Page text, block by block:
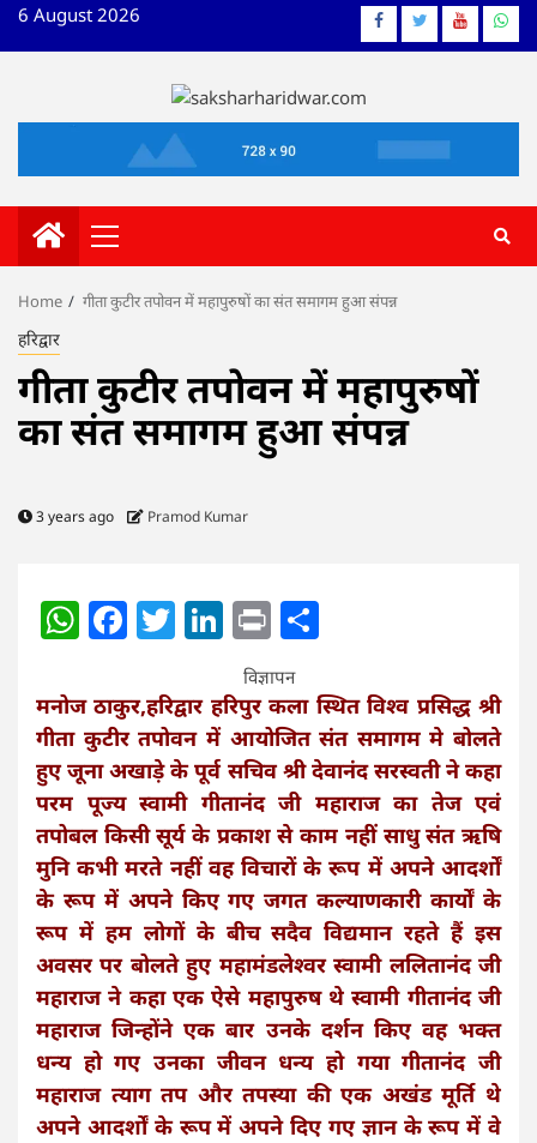
Skip6 August 2026 Facebook
TwitterYouTube
Primary
Menu
Home गीता कुटीर तपोवन में महापुरुषों का संत समागम हुआ संपन्न
हरिद्वार
गीता कुटीर तपोवन में महापुरुषों
का संत समागम हुआ संपन्न
3 years ago Pramod Kumar
WhatsApp
Facebook
Twitter
LinkedIn
Print
विज्ञापन
मनोज ठाकुर,हरिद्वार हरिपुर कला स्थित विश्व प्रसिद्ध श्री
गीता कुटीर तपोवन में आयोजित संत समागम मे बोलते
हुए जूना अखाड़े के पूर्व सचिव श्री देवानंद सरस्वती ने कहा
परम पूज्य स्वामी गीतानंद जी महाराज का तेज एवं
तपोबल किसी सूर्य के प्रकाश से काम नहीं साधु संत ऋषि
मुनि कभी मरते नहीं वह विचारों के रूप में अपने आदर्शों
के रूप में अपने किए गए जगत कल्याणकारी कार्यों के
रूप में हम लोगों के बीच सदैव विद्यमान रहते हैं इस
अवसर पर बोलते हुए महामंडलेश्वर स्वामी ललितानंद जी
महाराज ने कहा एक ऐसे महापुरुष थे स्वामी गीतानंद जी
महाराज जिन्होंने एक बार उनके दर्शन किए वह भक्त
धन्य हो गए उनका जीवन धन्य हो गया गीतानंद जी
महाराज त्याग तप और तपस्या की एक अखंड मूर्ति थे
अपने आदर्शों के रूप में अपने दिए गए ज्ञान के रूप में वे